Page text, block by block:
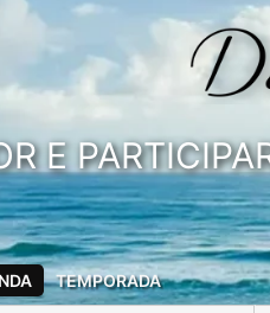
E
TEMPORADA